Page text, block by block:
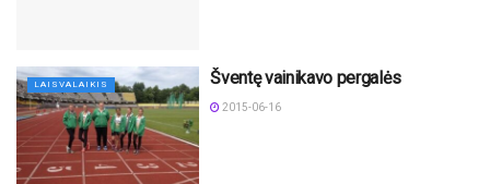
LAISVALAIKIS Šventę vainikavo pergalės
2015-06-16